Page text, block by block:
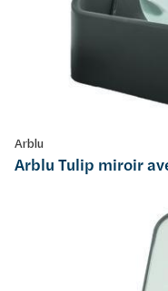
Arblu
Arblu Tulip miroir